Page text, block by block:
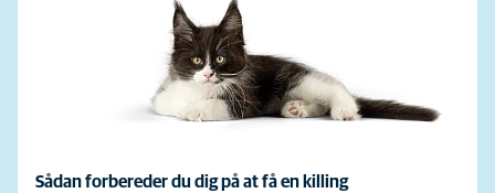
Sådan forbereder du dig på at få en killing